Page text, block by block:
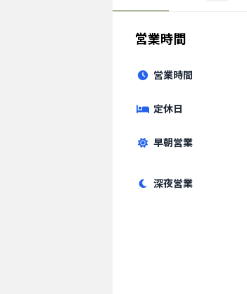
営業時間
営業時間
定休日
早朝営業
深夜営業